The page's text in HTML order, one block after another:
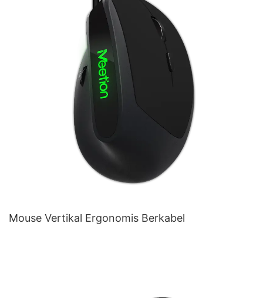
Mouse Vertikal Ergonomis Berkabel